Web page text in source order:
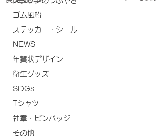
ゴム風船
ステッカー・シール
NEWS
年賀状デザイン
衛生グッズ
SDGs
Tシャツ
社章・ピンバッジ
その他